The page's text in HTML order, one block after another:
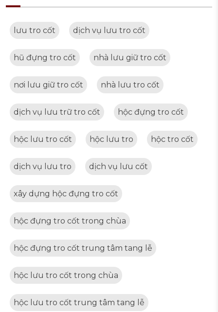
lưu tro cốt dịch vụ lưu tro cốt
hũ đựng tro cốt nhà lưu giữ tro cốt
nơi lưu giữ tro cốt nhà lưu tro cốt
dịch vụ lưu trữ tro cốt hộc đựng tro cốt
hộc lưu tro cốt hộc lưu tro hộc tro cốt
dịch vụ lưu tro dịch vụ lưu cốt
xây dựng hộc đựng tro cốt
hộc đựng tro cốt trong chùa
hộc đựng tro cốt trung tâm tang lễ
hộc lưu tro cốt trong chùa
hộc lưu tro cốt trung tâm tang lễ